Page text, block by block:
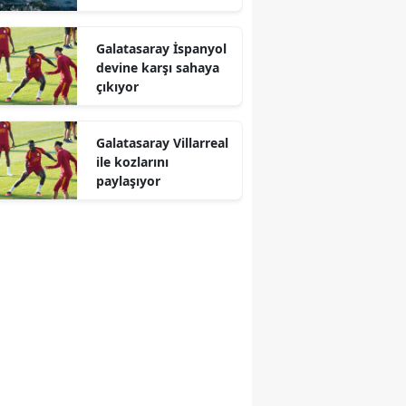
Galatasaray İspanyol
devine karşı sahaya
çıkıyor
Galatasaray Villarreal
ile kozlarını
paylaşıyor